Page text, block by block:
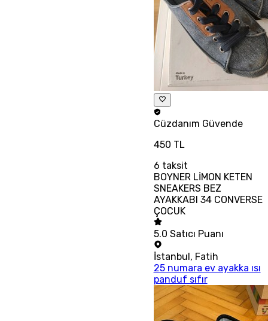
Cüzdanım Güvende
450 TL
6 taksit
BOYNER LİMON KETEN
SNEAKERS BEZ
AYAKKABI 34 CONVERSE
ÇOCUK
5.0 Satıcı Puanı
İstanbul , Fatih
25 numara ev ayakka ısı
panduf sıfır